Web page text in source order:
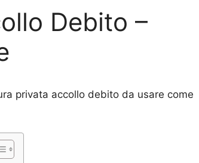
Debito –
privata accollo debito da usare come